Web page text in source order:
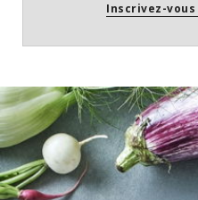
Inscrivez-